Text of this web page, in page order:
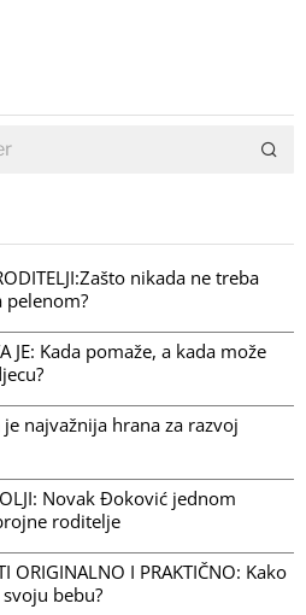
nikada ne treba
pelenom?
JE: Kada pomaže, a kada može
je najvažnija hrana za razvoj
Novak Đoković jednom
roditelje
ORIGINALNO I PRAKTIČNO: Kako
bebu?